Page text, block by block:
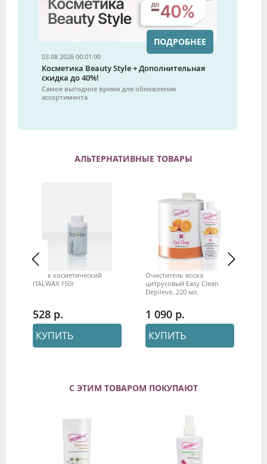
03.08.2026 00:01:00
Косметика Beauty Style + Дополнительная
скидка до 40%!
Самое выгодное время для обновления
ассортимента
ПОДРОБНЕЕ
АЛЬТЕРНАТИВНЫЕ ТОВАРЫ
Тальк косметический
ITALWAX 150г
528
КУПИТЬ
Очиститель воска
цитрусовый Easy Clean
Depileve, 220 мл.
1 090
КУПИТЬ
С ЭТИМ ТОВАРОМ ПОКУПАЮТ